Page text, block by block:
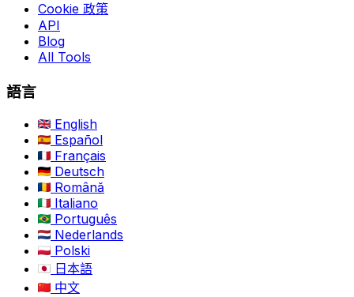
Cookie 政策
API
Blog
All Tools
語言
English
Español
Français
Deutsch
Română
Italiano
Português
Nederlands
Polski
日本語
中文